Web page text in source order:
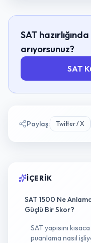
SAT
arıyorsunuz?
SAT
Paylaş: Twitter / X
İÇERIK
SAT 1500 Ne
Güçlü Bir Skor?
SAT yapısını
puanlama nasıl